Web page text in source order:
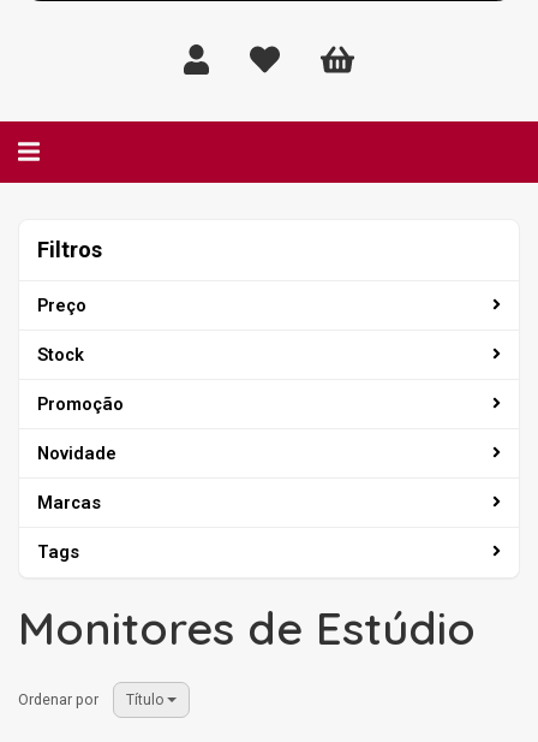
Alternar
Filtros
Preço
Stock
Promoção
Novidade
Marcas
Tags
Monitores de Estúdio
Ordenar por Título